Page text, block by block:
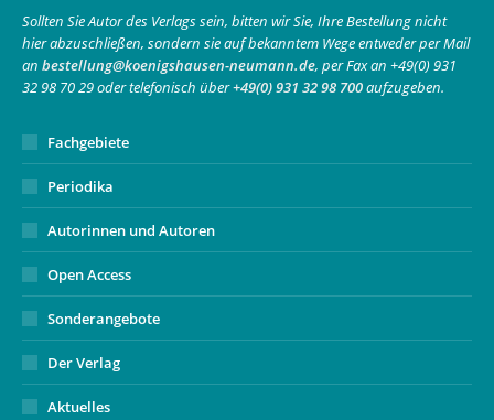
in
new
window
in
new
window
opens
in
new
window
Sollten Sie Autor des Verlags sein, bitten wir Sie, Ihre Bestellung nicht
hier abzuschließen, sondern sie auf bekanntem Wege entweder per Mail
an bestellung@koenigshausen-neumann.de, per Fax an +49(0) 931
32 98 70 29 oder telefonisch über+49(0) 931 32 98 700aufzugeben.
Fachgebiete
Periodika
Autorinnen und Autoren
Open Access
Sonderangebote
Der Verlag
Aktuelles